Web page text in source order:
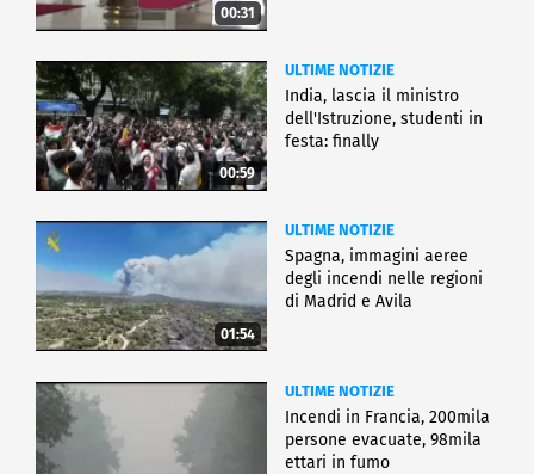
00:31
00:59
ULTIME NOTIZIE
India, lascia il ministro
dell'Istruzione, studenti in
festa: finally
01:54
ULTIME NOTIZIE
Spagna, immagini aeree
degli incendi nelle regioni
di Madrid e Avila
ULTIME NOTIZIE
Incendi in Francia, 200mila
persone evacuate, 98mila
ettari in fumo